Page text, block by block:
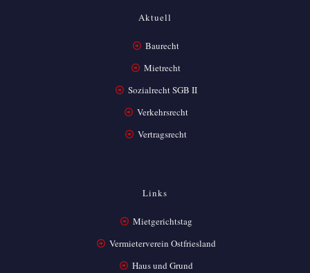
Aktuell
Baurecht
Mietrecht
Sozialrecht SGB II
Verkehrsrecht
Vertragsrecht
Links
Mietgerichtstag
Vermieterverein Ostfriesland
Haus und Grund